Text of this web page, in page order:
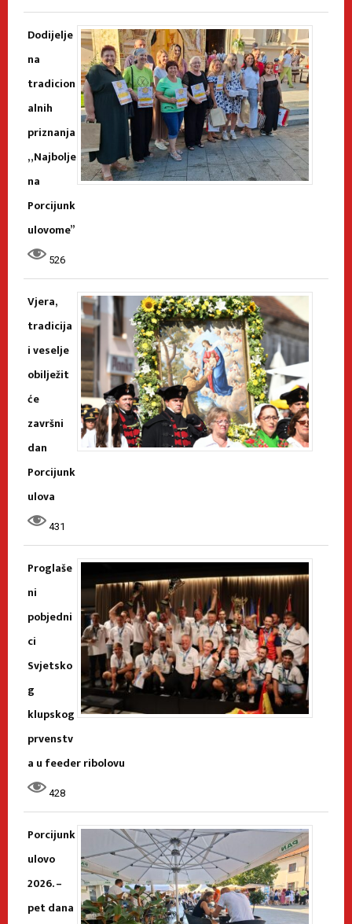
Dodijelje
na
tradicion
alnih
priznanja
„Najbolje
na
Porcijunk
ulovome”
526
Vjera,
tradicija
i veselje
obilježit
će
završni
dan
Porcijunk
ulova
431
Proglaše
ni
pobjedni
ci
Svjetsko
g
klupskog
prvenstv
a u feeder ribolovu
428
Porcijunk
ulovo
2026. –
pet dana